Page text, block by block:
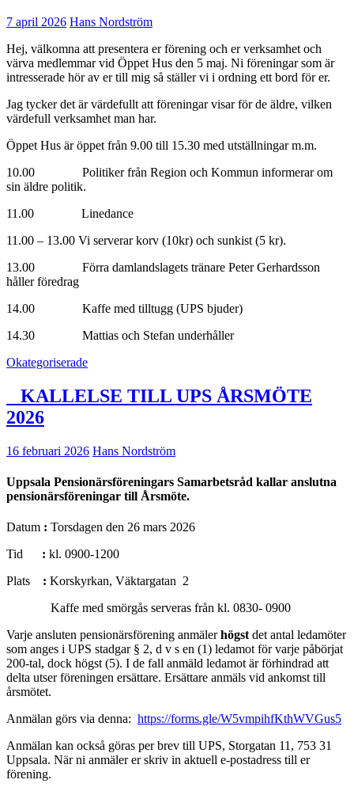
7 april 2026 Hans Nordström
Hej, välkomna att presentera er förening och er verksamhet och
värva medlemmar vid Öppet Hus den 5 maj. Ni föreningar som är
intresserade hör av er till mig så ställer vi i ordning ett bord för er.
Jag tycker det är värdefullt att föreningar visar för de äldre, vilken
värdefull verksamhet man har.
Öppet Hus är öppet från 9.00 till 15.30 med utställningar m.m.
10.00 Politiker från Region och Kommun informerar om
sin äldre politik.
11.00 Linedance
11.00 – 13.00 Vi serverar korv (10kr) och sunkist (5 kr).
13.00 Förra damlandslagets tränare Peter Gerhardsson
håller föredrag
14.00 Kaffe med tilltugg (UPS bjuder)
14.30 Mattias och Stefan underhåller
Okategoriserade
KALLELSE TILL UPS ÅRSMÖTE
2026
16 februari 2026 Hans Nordström
Uppsala Pensionärsföreningars Samarbetsråd kallar anslutna
pensionärsföreningar till Årsmöte.
Datum : Torsdagen den 26 mars 2026
Tid
: kl. 0900-1200
Plats
: Korskyrkan, Väktargatan 2
Kaffe med smörgås serveras från kl. 0830- 0900
Varje ansluten pensionärsförening anmälerhögstdet antal ledamöter
som anges i UPS stadgar § 2, d v s en (1) ledamot för varje påbörjat
200-tal, dock högst (5). I de fall anmäld ledamot är förhindrad att
delta utser föreningen ersättare. Ersättare anmäls vid ankomst till
årsmötet.
Anmälan görs via denna: https://forms.gle/W5vmpihfKthWVGus5
Anmälan kan också göras per brev till UPS, Storgatan 11, 753 31
Uppsala. När ni anmäler er skriv in aktuell e-postadress till er
förening.